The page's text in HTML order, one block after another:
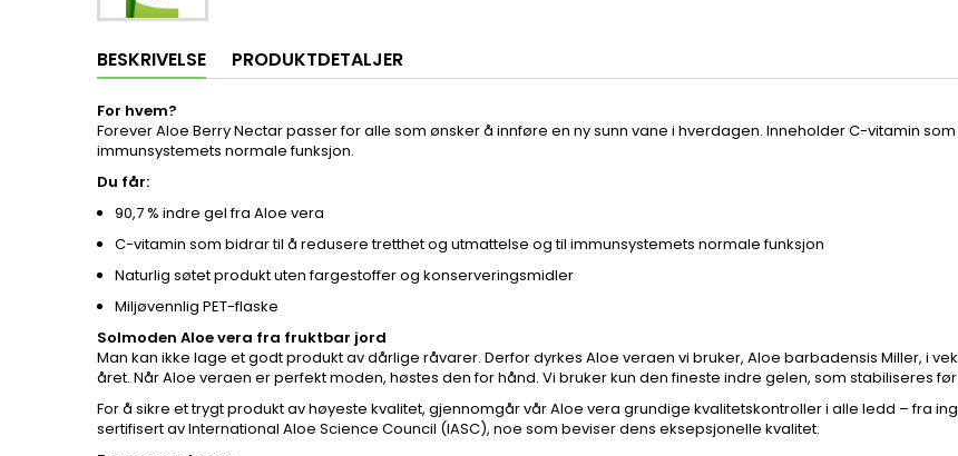
BESKRIVELSE PRODUKTDETALJER
For hvem?
Forever Aloe Berry Nectar passer for alle som ønsker å innføre en ny sunn vane i hverdagen. Inneholder C-vitamin
immunsystemets normale funksjon.
Du får:
90,7 % indre gel fra Aloe vera
C-vitamin som bidrar til å redusere tretthet og utmattelse og til immunsystemets normale funksjon
Naturlig søtet produkt uten fargestoffer og konserveringsmidler
Miljøvennlig PET-flaske
Solmoden Aloe vera fra fruktbar jord
Man kan ikke lage et godt produkt av dårlige råvarer. Derfor dyrkes Aloe veraen vi bruker, Aloe barbadensis Miller, i
året. Når Aloe veraen er perfekt moden, høstes den for hånd. Vi bruker kun den fineste indre gelen, som stabiliseres
For å sikre et trygt produkt av høyeste kvalitet, gjennomgår vår Aloe vera grundige kvalitetskontroller i alle ledd – fra
sertifisert av International Aloe Science Council (IASC), noe som beviser dens eksepsjonelle kvalitet.